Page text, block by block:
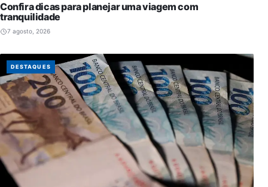
Confira dicas para planejar uma viagem com
tranquilidade
7 agosto, 2026
DESTAQUES